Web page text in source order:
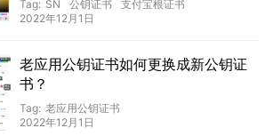
SN（alipay_root_cert_sn），这里的
Tag: SN 公钥证书
支付宝根证书
2022年12月1日
老应用公钥证书如何更换成新公钥证
书？
Tag: 老应用公钥证书
2022年12月1日